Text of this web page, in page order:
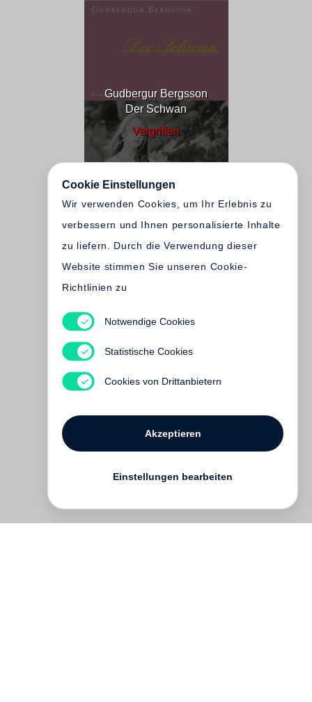
Gudbergur Bergsson
Der Schwan
Vergriffen
Flügelrauschen
Cookie Einstellungen
Wir verwenden Cookies, um Ihr Erlebnis zu
verbessern und Ihnen personalisierte Inhalte
zu liefern. Durch die Verwendung dieser
Website stimmen Sie unseren Cookie-
Richtlinien zu
Notwendige Cookies
Statistische Cookies
Cookies von Drittanbietern
Akzeptieren
Einstellungen bearbeiten